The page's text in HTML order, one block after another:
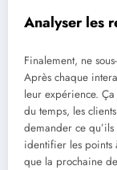
Analyser les
Finalement, ne
Après chaque
leur expérience.
du temps, les
demander ce
identifier les
que la prochaine